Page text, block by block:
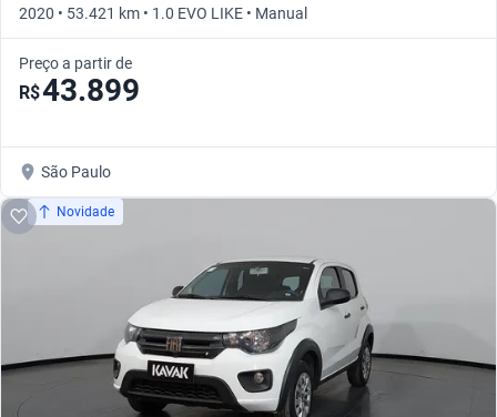
2020 • 53.421 km • 1.0 EVO LIKE • Manual
Preço a partir de
R$43.899
São Paulo
Novidade